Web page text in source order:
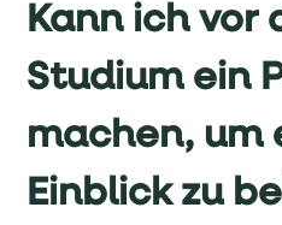
Kann ich vor
Studium ein
machen, um
Einblick zu